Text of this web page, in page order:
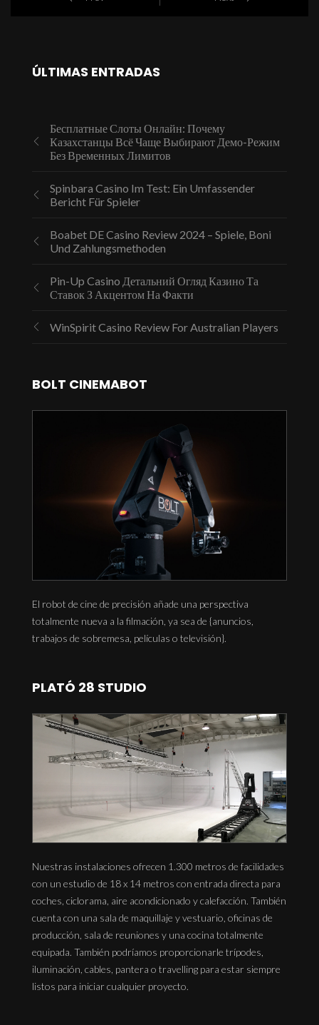
ÚLTIMAS ENTRADAS
Бесплатные Слоты Онлайн: Почему
Казахстанцы Всё Чаще Выбирают Демо-Режим
Без Временных Лимитов
Spinbara Casino Im Test: Ein Umfassender
Bericht Für Spieler
Boabet DE Casino Review 2024 – Spiele, Boni
Und Zahlungsmethoden
Pin-Up Casino Детальний Огляд Казино Та
Ставок З Акцентом На Факти
WinSpirit Casino Review For Australian Players
BOLT CINEMABOT
El robot de cine de precisión añade una perspectiva
totalmente nueva a la filmación, ya sea de {anuncios,
trabajos de sobremesa, películas o televisión}.
PLATÓ 28 STUDIO
Nuestras instalaciones ofrecen 1.300 metros de facilidades
con un estudio de 18 x 14 metros con entrada directa para
coches, ciclorama, aire acondicionado y calefacción. También
cuenta con una sala de maquillaje y vestuario, oficinas de
producción, sala de reuniones y una cocina totalmente
equipada. También podríamos proporcionarle trípodes,
iluminación, cables, pantera o travelling para estar siempre
listos para iniciar cualquier proyecto.